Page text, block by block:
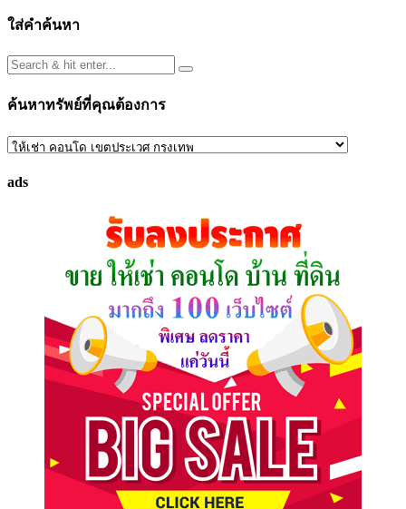
ใส่คำค้นหา
ค้นหาทรัพย์ที่คุณต้องการ
ค้นหา
ที่
ads